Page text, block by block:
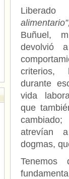
Buñuel,
devolvió
criterios,
durante
vida
que
atrevían
dogmas,